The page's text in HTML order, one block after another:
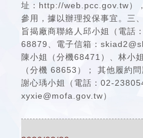
址：http://web.pcc.gov.tw）
參用，據以辦理投保事宜。三
旨揭廠商聯絡人邱小姐（電話
68879、電子信箱：
陳小姐（分機68471）、林小
（分機 68653）； 其他履約
謝心瑀小姐（電話：02-
xyxie@mofa.gov.tw）